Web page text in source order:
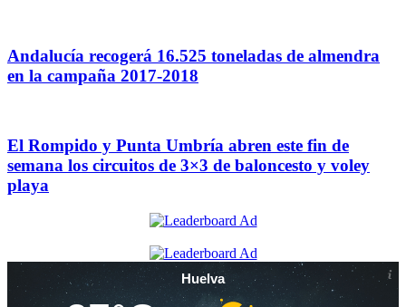
Andalucía recogerá 16.525 toneladas de almendra
en la campaña 2017-2018
El Rompido y Punta Umbría abren este fin de
semana los circuitos de 3×3 de baloncesto y voley
playa
Huelva